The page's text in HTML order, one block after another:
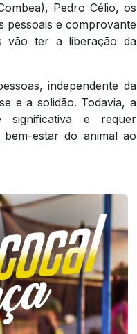
Pedro Célio, os
pessoais e comprovante
vão ter a liberação da
independente da
e a solidão. Todavia, a
significativa e requer
estar do animal ao